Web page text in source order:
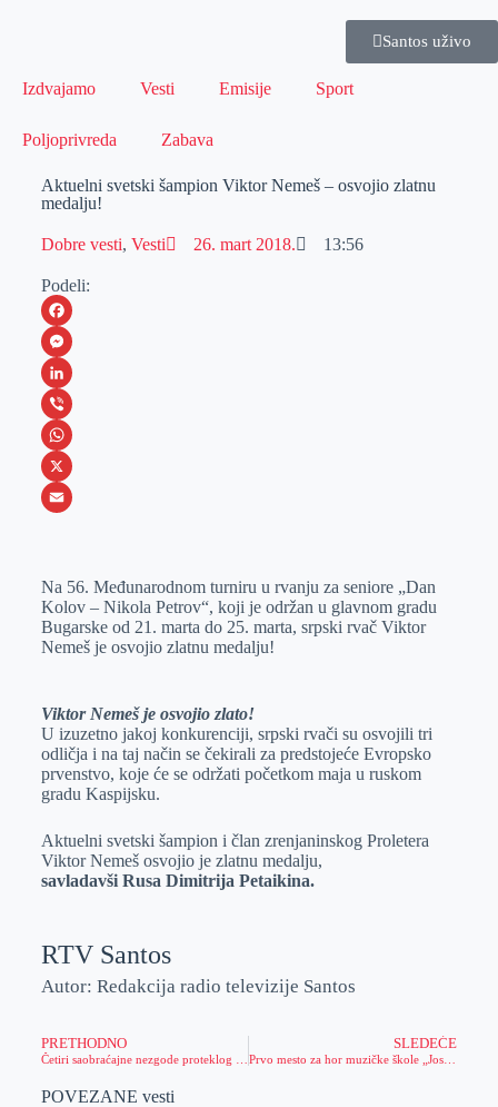
Santos uživo
Izdvajamo Vesti Emisije Sport
Poljoprivreda Zabava
Aktuelni svetski šampion Viktor Nemeš – osvojio zlatnu
medalju!
Dobre vesti, Vesti 26. mart 2018. 13:56
Podeli:
F
a
c
e
b
o
M
e
s
s
e
e
r
L
i
n
k
I
n
V
i
b
W
h
s
A
p
X
a
i
l
Na 56. Međunarodnom turniru u rvanju za seniore „Dan
Kolov – Nikola Petrov“, koji je održan u glavnom gradu
Bugarske od 21. marta do 25. marta, srpski rvač Viktor
Nemeš je osvojio zlatnu medalju!
Viktor Nemeš je osvojio zlato!
U izuzetno jakoj konkurenciji, srpski rvači su osvojili tri
odličja i na taj način se čekirali za predstojeće Evropsko
prvenstvo, koje će se održati početkom maja u ruskom
gradu Kaspijsku.
Aktuelni svetski šampion i član zrenjaninskog Proletera
Viktor Nemeš osvojio je zlatnu medalju,
savladavši Rusa Dimitrija Petaikina.
RTV Santos
Autor: Redakcija radio televizije Santos
PRETHODNO SLEDEĆE
POVEZANE vesti